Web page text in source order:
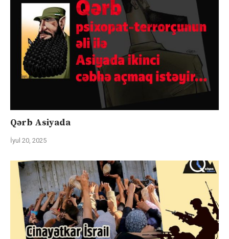
Qərb Asiyada
İyul 20, 2025